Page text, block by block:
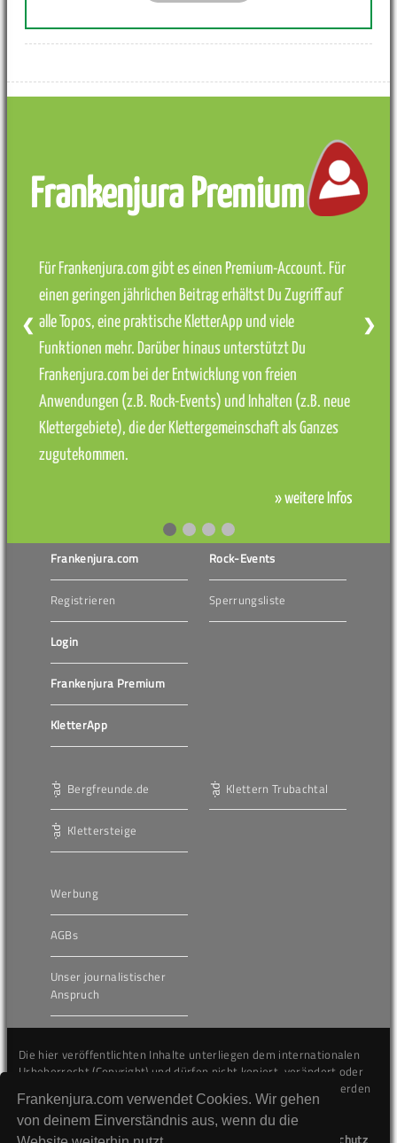
Frankenjura.com verwendet Cookies. Wir gehen
von deinem Einverständnis aus, wenn du die
Frankenjura Premium
Für Frankenjura.com gibt es einen Premium-Account. Für
einen geringen jährlichen Beitrag erhältst Du Zugriff auf
alle Topos, eine praktische KletterApp und viele
Funktionen mehr. Darüber hinaus unterstützt Du
Frankenjura.com bei der Entwicklung von freien
Anwendungen (z.B. Rock-Events) und Inhalten (z.B. neue
Klettergebiete), die der Klettergemeinschaft als Ganzes
zugutekommen.
» weitere Infos
❮ ❯
Frankenjura.com
Registrieren
Login
Frankenjura Premium
KletterApp
Rock-Events
Sperrungsliste
Bergfreunde.de
Klettersteige
Klettern Trubachtal
Werbung
AGBs
Unser journalistischer
Anspruch
Die hier veröffentlichten Inhalte unterliegen dem internationalen
Urheberrecht (Copyright) und dürfen nicht kopiert, verändert oder
unverändert wiederveröffentlicht werden. Gegen Verstöße werden
wir auf juristischem Wege vorgehen.
Datenschutz